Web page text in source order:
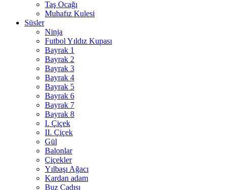
Taş Ocağı
Muhafız Kulesi
Süsler
Ninja
Futbol Yıldız Kupası
Bayrak 1
Bayrak 2
Bayrak 3
Bayrak 4
Bayrak 5
Bayrak 6
Bayrak 7
Bayrak 8
I. Çiçek
II. Çiçek
Gül
Balonlar
Çiçekler
Yılbaşı Ağacı
Kardan adam
Buz Cadısı